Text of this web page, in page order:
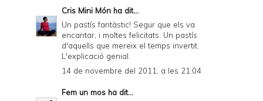
Cris Mini Món ha dit...
Un pastís fantàstic! Segur que els va
encantar, i moltes felicitats. Un pastís
d'aquells que mereix el temps invertit.
L'explicació genial.
14 de novembre del 2011, a les 21:04
Fem un mos ha dit...